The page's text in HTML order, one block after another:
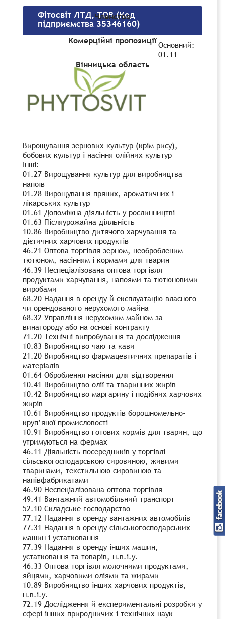
Членство
Комерційні пропозиції
Вінницька область
Фітосвіт ЛТД, ТОВ (Код
підприємства 35346160)
Основний:
01.11
Вирощування зернових культур (крім рису),
бобових культур і насіння олійних культур
Інші:
01.27 Вирощування культур для виробництва
напоїв
01.28 Вирощування пряних, ароматичних і
лікарських культур
01.61 Допоміжна діяльність у рослинництві
01.63 Післяурожайна діяльність
10.86 Виробництво дитячого харчування та
дієтичних харчових продуктів
46.21 Оптова торгівля зерном, необробленим
тютюном, насінням і кормами для тварин
46.39 Неспеціалізована оптова торгівля
продуктами харчування, напоями та тютюновими
виробами
68.20 Надання в оренду й експлуатацію власного
чи орендованого нерухомого майна
68.32 Управління нерухомим майном за
винагороду або на основі контракту
71.20 Технічні випробування та дослідження
10.83 Виробництво чаю та кави
21.20 Виробництво фармацевтичних препаратів і
матеріалів
01.64 Оброблення насіння для відтворення
10.41 Виробництво олії та тваринних жирів
10.42 Виробництво маргарину і подібних харчових
жирів
10.61 Виробництво продуктів борошномельно-
круп’яної промисловості
10.91 Виробництво готових кормів для тварин, що
утримуються на фермах
46.11 Діяльність посередників у торгівлі
сільськогосподарською сировиною, живими
тваринами, текстильною сировиною та
напівфабрикатами
46.90 Неспеціалізована оптова торгівля
49.41 Вантажний автомобільний транспорт
52.10 Складське господарство
77.12 Надання в оренду вантажних автомобілів
77.31 Надання в оренду сільськогосподарських
машин і устатковання
77.39 Надання в оренду інших машин,
устатковання та товарів, н.в.і.у.
46.33 Оптова торгівля молочними продуктами,
яйцями, харчовими оліями та жирами
10.89 Виробництво інших харчових продуктів,
н.в.і.у.
72.19 Дослідження й експериментальні розробки у
сфері інших природничих і технічних наук